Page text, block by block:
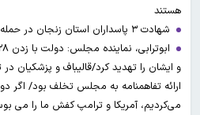
هستند
شهادت ۳ ‌پاسداران استان زنجان در حمله موشکی آمریکا
و ایشان را تهدید کرد/قالیباف و پزشکیان
ارائه تفاهمنامه به مجلس تخلف بود/ اگر
می‌کردیم، آمریکا و ترامپ کفش ما را می